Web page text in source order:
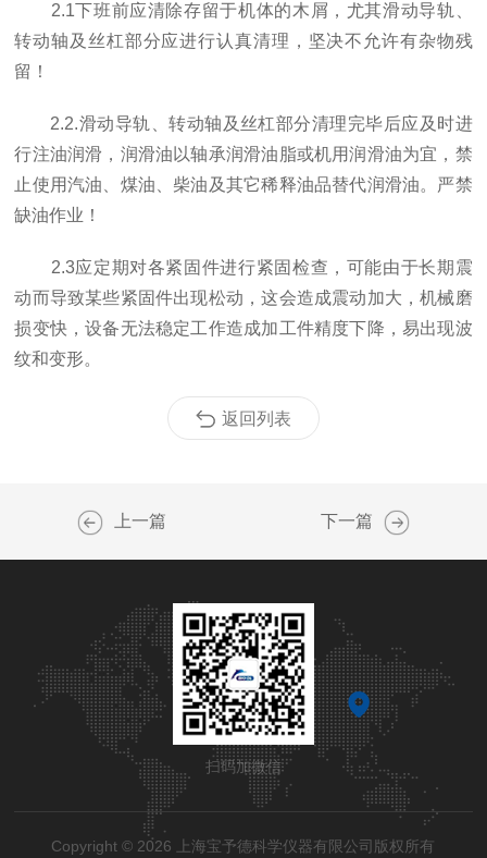
2.1下班前应清除存留于机体的木屑，尤其滑动导轨、
转动轴及丝杠部分应进行认真清理，坚决不允许有杂物残
留！
2.2.滑动导轨、转动轴及丝杠部分清理完毕后应及时进
行注油润滑，润滑油以轴承润滑油脂或机用润滑油为宜，禁
止使用汽油、煤油、柴油及其它稀释油品替代润滑油。严禁
缺油作业！
2.3应定期对各紧固件进行紧固检查，可能由于长期震
动而导致某些紧固件出现松动，这会造成震动加大，机械磨
损变快，设备无法稳定工作造成加工件精度下降，易出现波
纹和变形。
返回列表
上一篇 下一篇
扫码加微信
Copyright © 2026 上海宝予德科学仪器有限公司版权所有